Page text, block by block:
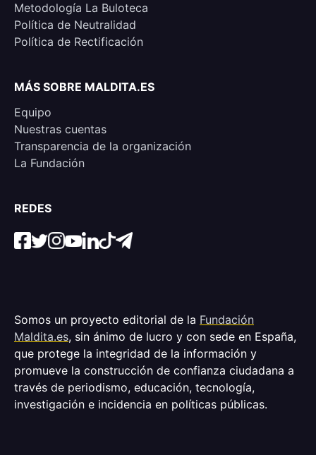
Metodología La Buloteca
Política de Neutralidad
Política de Rectificación
MÁS SOBRE MALDITA.ES
Equipo
Nuestras cuentas
Transparencia de la organización
La Fundación
REDES
Somos un proyecto editorial de la Fundación
Maldita.es, sin ánimo de lucro y con sede en España,
que protege la integridad de la información y
promueve la construcción de confianza ciudadana a
través de periodismo, educación, tecnología,
investigación e incidencia en políticas públicas.